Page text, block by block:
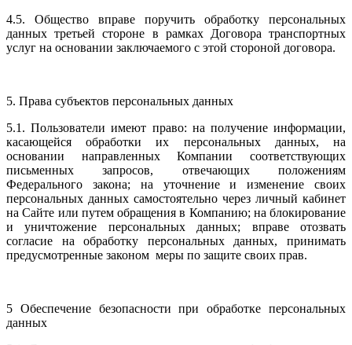
4.5. Общество вправе поручить обработку персональных
данных третьей стороне в рамках Договора транспортных
услуг на основании заключаемого с этой стороной договора.
5. Права субъектов персональных данных
5.1. Пользователи имеют право: на получение информации,
касающейся обработки их персональных данных, на
основании направленных Компании соответствующих
письменных запросов, отвечающих положениям
Федерального закона; на уточнение и изменение своих
персональных данных самостоятельно через личный кабинет
на Сайте или путем обращения в Компанию; на блокирование
и уничтожение персональных данных; вправе отозвать
согласие на обработку персональных данных, принимать
предусмотренные законом меры по защите своих прав.
5 Обеспечение безопасности при обработке персональных
данных